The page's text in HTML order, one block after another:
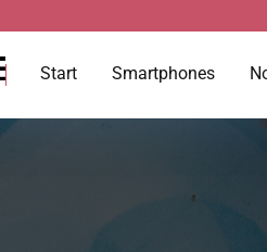
Start Smartphones